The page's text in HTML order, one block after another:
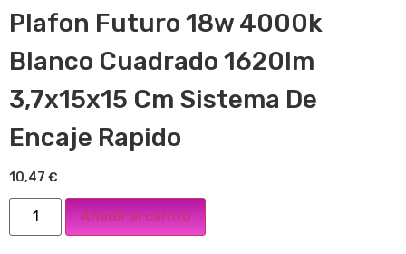
Plafon Futuro 18w 4000k
Blanco Cuadrado 1620lm
3,7x15x15 Cm Sistema De
Encaje Rapido
10,47 €
Añadir al carrito